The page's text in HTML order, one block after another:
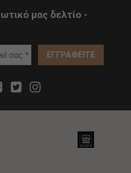
μας δελτίο -